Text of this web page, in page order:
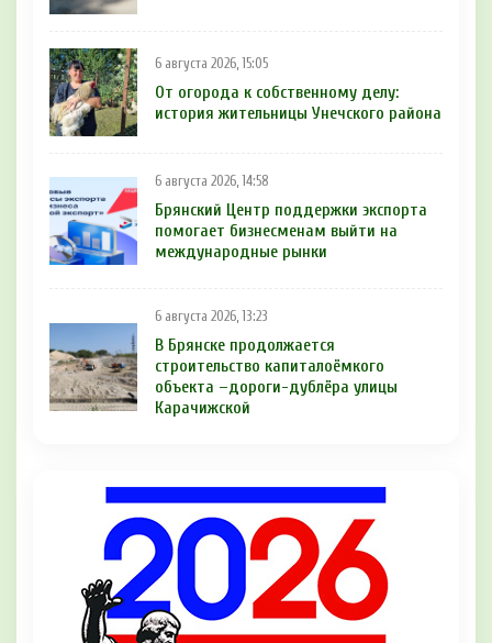
6 августа 2026, 15:05
От огорода к собственному делу:
история жительницы Унечского района
6 августа 2026, 14:58
Брянский Центр поддержки экспорта
помогает бизнесменам выйти на
международные рынки
6 августа 2026, 13:23
В Брянске продолжается
строительство капиталоёмкого
объекта –дороги-дублёра улицы
Карачижской